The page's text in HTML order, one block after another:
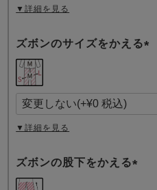
▼詳細を見る
ズボンのサイズをかえる
須
)
▼詳細を見る
ズボンの股下をかえる